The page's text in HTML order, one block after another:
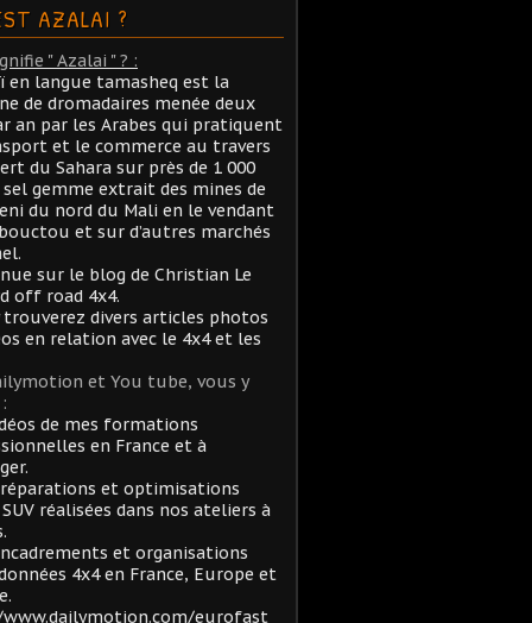
AZALAI ?
" Azalai " ? :
en langue tamasheq est la
de dromadaires menée deux
an par les Arabes qui pratiquent
et le commerce au travers
du Sahara sur près de 1 000
gemme extrait des mines de
du nord du Mali en le vendant
et sur d’autres marchés
sur le blog de Christian Le
off road 4x4.
trouverez divers articles photos
en relation avec le 4x4 et les
et You tube, vous y
de mes formations
en France et à
et optimisations
réalisées dans nos ateliers à
et organisations
4x4 en France, Europe et
eurofast